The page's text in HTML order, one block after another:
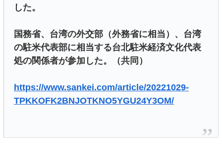
した。
国務省、台湾の外交部（外務省に相当）、台湾
の駐米代表部に相当する台北駐米経済文化代表
処の関係者が参加した。（共同）
https://www.sankei.com/article/20221029-
TPKKOFK2BNJOTKNO5YGU24Y3OM/